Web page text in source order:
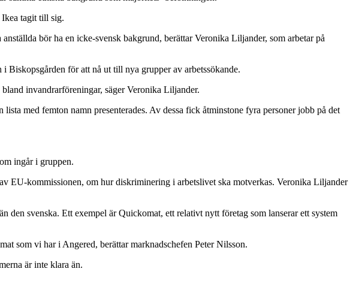
Ikea tagit till sig.
bör ha en icke-svensk bakgrund, berättar Veronika Liljander, som arbetar på
Biskopsgården för att nå ut till nya grupper av arbetssökande.
invandrarföreningar, säger Veronika Liljander.
med femton namn presenterades. Av dessa fick åtminstone fyra personer jobb på det
ingår i gruppen.
EU-kommissionen, om hur diskriminering i arbetslivet ska motverkas. Veronika Liljander
svenska. Ett exempel är Quickomat, ett relativt nytt företag som lanserar ett system
som vi har i Angered, berättar marknadschefen Peter Nilsson.
är inte klara än.